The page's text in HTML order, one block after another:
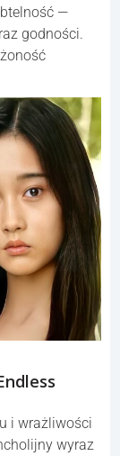
—
godności.
i wrażliwości
wyraz